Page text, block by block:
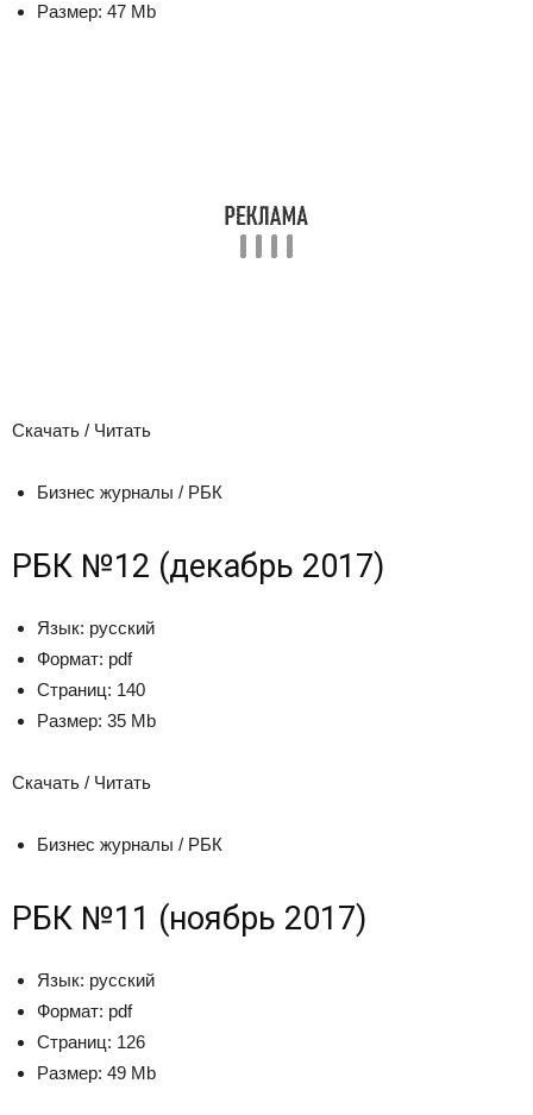
Размер: 47 Mb
Скачать / Читать
Бизнес журналы / РБК
РБК №12 (декабрь 2017)
Язык: русский
Формат: pdf
Страниц: 140
Размер: 35 Mb
Скачать / Читать
Бизнес журналы / РБК
РБК №11 (ноябрь 2017)
Язык: русский
Формат: pdf
Страниц: 126
Размер: 49 Mb